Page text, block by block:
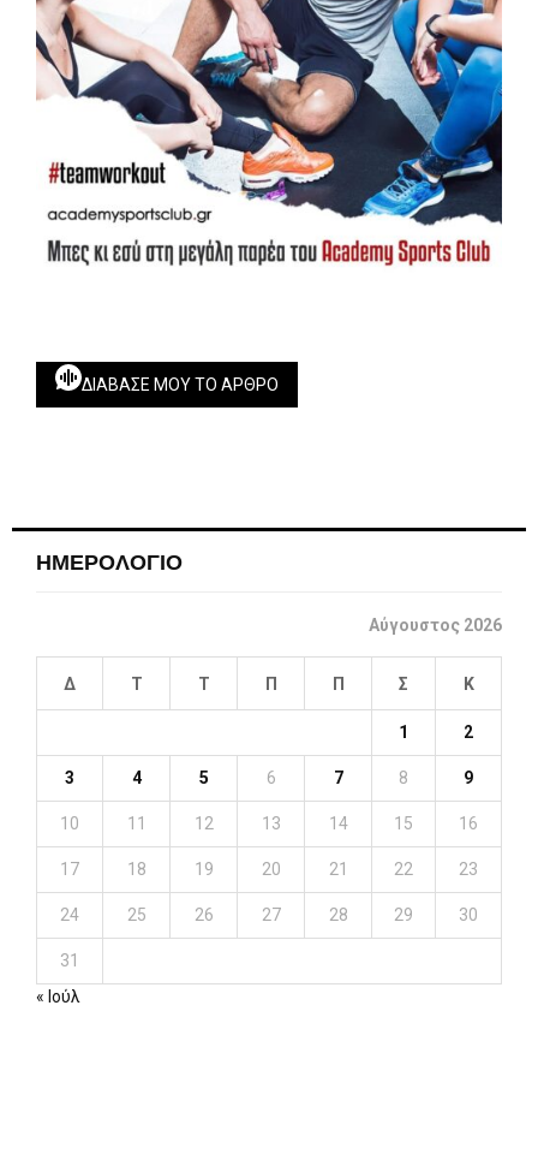
ΔΙΆΒΑΣΕ ΜΟΥ ΤΟ ΆΡΘΡΟ
ΗΜΕΡΟΛΟΓΙΟ
Αύγουστος 2026
Δ Τ Τ Π Π Σ Κ
1 2
3 4 5 6 7 8 9
10 11 12 13 14 15 16
17 18 19 20 21 22 23
24 25 26 27 28 29 30
31
« Ιούλ